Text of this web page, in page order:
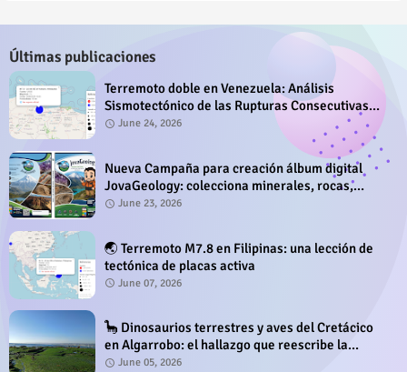
Últimas publicaciones
Terremoto doble en Venezuela: Análisis
Sismotectónico de las Rupturas Consecutivas
del 24 de Junio de 2026
June 24, 2026
Nueva Campaña para creación álbum digital
JovaGeology: colecciona minerales, rocas,
fósiles y sitios geológicos
June 23, 2026
🌏 Terremoto M7.8 en Filipinas: una lección de
tectónica de placas activa
June 07, 2026
🦕 Dinosaurios terrestres y aves del Cretácico
en Algarrobo: el hallazgo que reescribe la
historia de la costa chilena
June 05, 2026